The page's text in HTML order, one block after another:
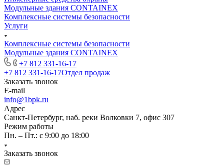
Модульные здания CONTAINEX
Комплексные системы безопасности
Услуги
Комплексные системы безопасности
Модульные здания CONTAINEX
+7 812 331-16-17
+7 812 331-16-17Отдел продаж
Заказать звонок
E-mail
info@1bpk.ru
Адрес
Санкт-Петербург, наб. реки Волковки 7, офис 307
Режим работы
Пн. – Пт.: с 9:00 до 18:00
Заказать звонок